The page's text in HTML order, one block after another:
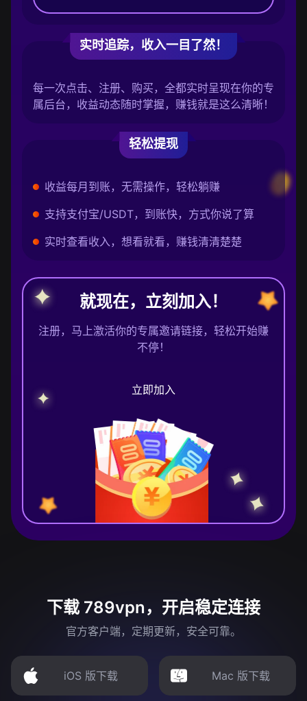
实时追踪，收入一目了然！
每一次点击、注册、购买，全都实时呈现在你的专
属后台，收益动态随时掌握，赚钱就是这么清晰！
轻松提现
收益每月到账，无需操作，轻松躺赚
支持支付宝/USDT，到账快，方式你说了算
实时查看收入，想看就看，赚钱清清楚楚
就现在，立刻加入！
注册，马上激活你的专属邀请链接，轻松开始赚
不停！
立即加入
下载 789vpn，开启稳定连接
官方客户端，定期更新，安全可靠。
iOS 版下载 Mac 版下载